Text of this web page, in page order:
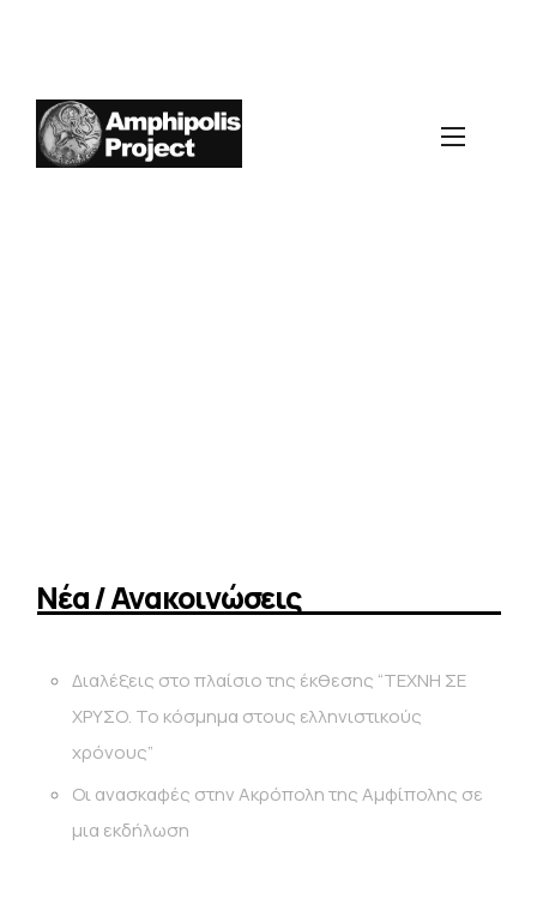
Νέα / Ανακοινώσεις
Διαλέξεις στο πλαίσιο της έκθεσης “ΤΕΧΝΗ ΣΕ
ΧΡΥΣΟ. Το κόσμημα στους ελληνιστικούς
χρόνους”
Οι ανασκαφές στην Ακρόπολη της Αμφίπολης σε
μια εκδήλωση